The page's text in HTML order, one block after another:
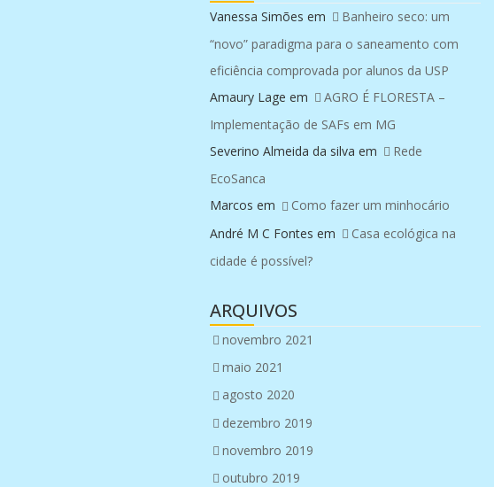
Vanessa Simões em
Banheiro seco: um
“novo” paradigma para o saneamento com
eficiência comprovada por alunos da USP
Amaury Lage em
AGRO É FLORESTA –
Implementação de SAFs em MG
Severino Almeida da silva em
Rede
EcoSanca
Marcos em
Como fazer um minhocário
André M C Fontes em
Casa ecológica na
cidade é possível?
ARQUIVOS
novembro 2021
maio 2021
agosto 2020
dezembro 2019
novembro 2019
outubro 2019